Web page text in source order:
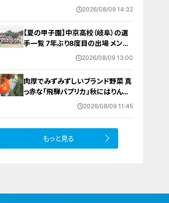
2026/08/09 14:32
【夏の甲子園】中京高校（岐阜）の選
手一覧 7年ぶり8度目の出場 メンバ
ー・出身中学・特徴は？高校野球
2026/08/09 13:00
肉厚でみずみずしいブランド野菜 真
っ赤な「飛騨パプリカ」秋にはりんご
のように甘い 岐阜・高山市の東農
2026/08/09 11:45
もっと見る